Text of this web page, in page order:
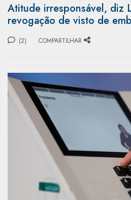
Atitude irresponsável, diz
revogação de visto de
(2) COMPARTILHAR